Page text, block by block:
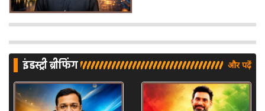
इंडस्ट्री ब्रीफिंग और पढ़ें